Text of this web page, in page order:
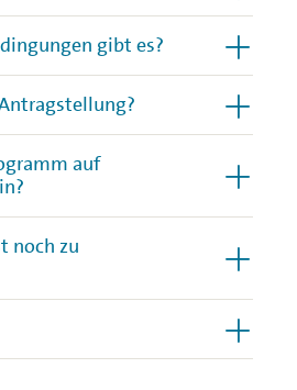
gibt es?
auf
noch zu